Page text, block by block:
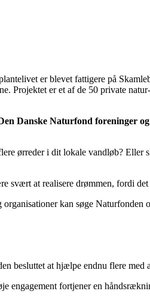
er blevet fattigere på
Projektet er et af de 50 private
Danske Naturfond foreninger
ørreder i dit lokale vandløb?
svært at realisere drømmen, fordi
kan søge
besluttet at hjælpe endnu flere med
engagement fortjener en